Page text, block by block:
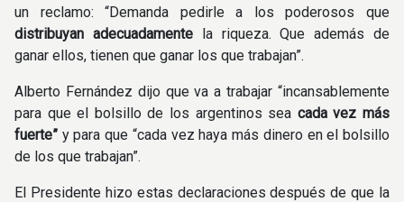
un reclamo: “Demanda pedirle a los poderosos que
distribuyan adecuadamentela riqueza. Que además de
ganar ellos, tienen que ganar los que trabajan”.
Alberto Fernández dijo que va a trabajar “incansablemente
para que el bolsillo de los argentinos sea cada vez más
fuerte” y para que “cada vez haya más dinero en el bolsillo
de los que trabajan”.
El Presidente hizo estas declaraciones después de que la